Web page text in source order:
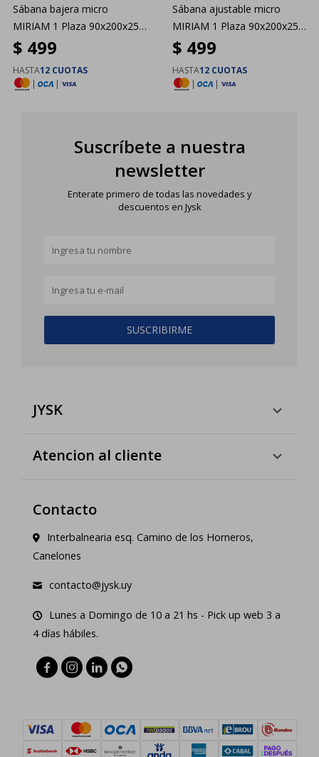
Sábana bajera micro
MIRIAM 1 Plaza 90x200x25
blanco
$ 499
HASTA12 CUOTAS
|
|
Sábana ajustable micro
MIRIAM 1 Plaza 90x200x25
gris
$ 499
HASTA12 CUOTAS
|
|
Suscríbete a nuestra
newsletter
Enterate primero de todas las novedades y
descuentos en Jysk
SUSCRIBIRME
JYSK
Atencion al cliente
Contacto
Interbalnearia esq. Camino de los Horneros,
Canelones
contacto@jysk.uy
Lunes a Domingo de 10 a 21 hs - Pick up web 3 a
4 días hábiles.
   